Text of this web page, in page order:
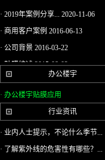
· 2019年案例分享... 2020-11-06
· 商用客户案例 2016-06-13
· 公司背景 2016-03-22
· 贴膜综述2015-08-02
· 2014新年寄语-仲...2015-03-20
· 3M防爆膜3M隔热...
· DI-NOC 特耐 柔...2015-03-20
· 木纹贴的装饰表...2015-03-20
· 3M柔饰贴（特耐...2015-03-20
办公楼宇
· 办公楼宇贴膜应用
行业资讯
· 业内人士提示，不论什么季节...
· 了解紫外线的危害性有哪些？...